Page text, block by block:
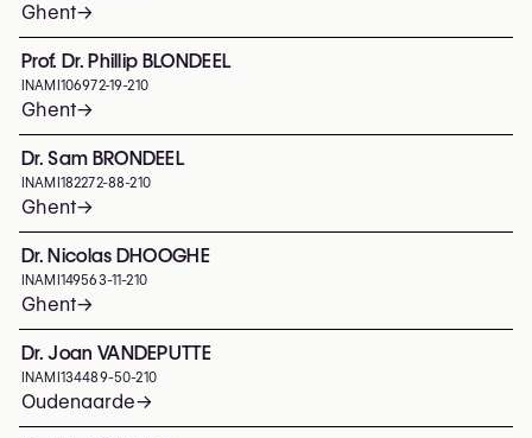
Ghent→
Prof. Dr. Phillip BLONDEEL
INAMI 106972-19-210
Ghent→
Dr. Sam BRONDEEL
INAMI 182272-88-210
Ghent→
Dr. Nicolas DHOOGHE
INAMI 149563-11-210
Ghent→
Dr. Joan VANDEPUTTE
INAMI 134489-50-210
Oudenaarde→